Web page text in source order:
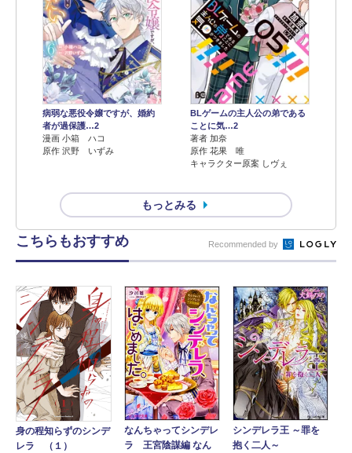
病弱な悪役令嬢ですが、婚約
者が過保護…2
漫画 小箱 ハコ
原作 沢野 いずみ
BLゲームの主人公の弟である
ことに気…2
著者 加奈
原作 花果 唯
キャラクター原案 しヴぇ
もっとみる
こちらもおすすめ Recommended by
身の程知らずのシンデ
レラ （１）
なんちゃってシンデレ
ラ 王宮陰謀編 なん
シンデレラ王 ～罪を
抱く二人～